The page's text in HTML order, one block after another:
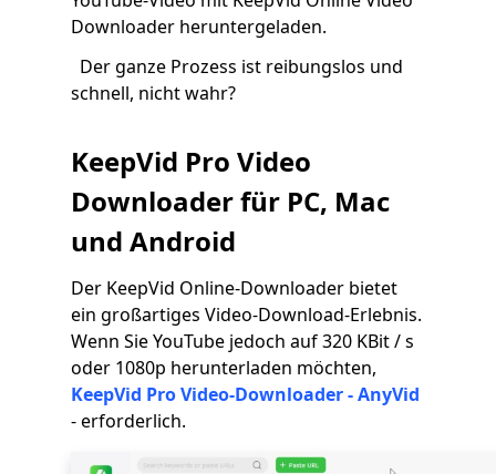
Downloader heruntergeladen.
Der ganze Prozess ist reibungslos und
schnell, nicht wahr?
KeepVid Pro Video
Downloader für PC, Mac
und Android
Der KeepVid Online-Downloader bietet
ein großartiges Video-Download-Erlebnis.
Wenn Sie YouTube jedoch auf 320 KBit / s
oder 1080p herunterladen möchten,
KeepVid Pro Video-Downloader - AnyVid
- erforderlich.